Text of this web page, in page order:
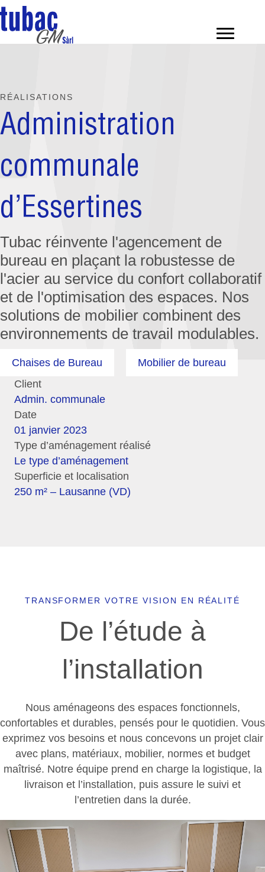
RÉALISATIONS
Administration
communale
d’Essertines
Tubac réinvente l'agencement de
bureau en plaçant la robustesse de
l'acier au service du confort collaboratif
et de l'optimisation des espaces. Nos
solutions de mobilier combinent des
environnements de travail modulables.
Chaises de Bureau
Mobilier de bureau
Client
Admin. communale
Date
01 janvier 2023
Type d’aménagement réalisé
Le type d’aménagement
Superficie et localisation
250 m² – Lausanne (VD)
TRANSFORMER VOTRE VISION EN RÉALITÉ
De l’étude à
l’installation
Nous aménageons des espaces fonctionnels,
confortables et durables, pensés pour le quotidien. Vous
exprimez vos besoins et nous concevons un projet clair
avec plans, matériaux, mobilier, normes et budget
maîtrisé. Notre équipe prend en charge la logistique, la
livraison et l’installation, puis assure le suivi et
l’entretien dans la durée.
Panneau de gestion des cookies